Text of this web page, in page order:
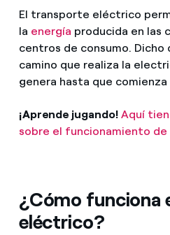
El transporte eléctrico
la energía producida en las
centros de consumo. Dicho
camino que realiza la
genera hasta que
¡Aprende jugando! Aquí
sobre el funcionamiento
¿Cómo funciona
eléctrico?